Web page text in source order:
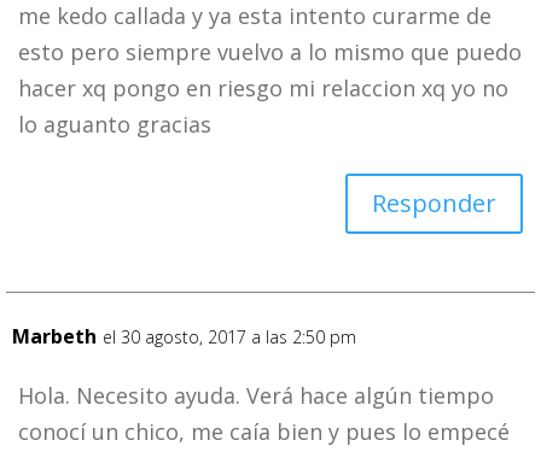
me kedo callada y ya esta intento curarme de
esto pero siempre vuelvo a lo mismo que puedo
hacer xq pongo en riesgo mi relaccion xq yo no
lo aguanto gracias
Responder
Marbeth el 30 agosto, 2017 a las 2:50 pm
Hola. Necesito ayuda. Verá hace algún tiempo
conocí un chico, me caía bien y pues lo empecé